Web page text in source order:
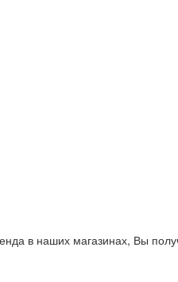
в наших магазинах, Вы